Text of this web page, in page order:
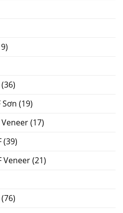
(36)
(19)
(17)
(39)
Veneer(21)
(76)